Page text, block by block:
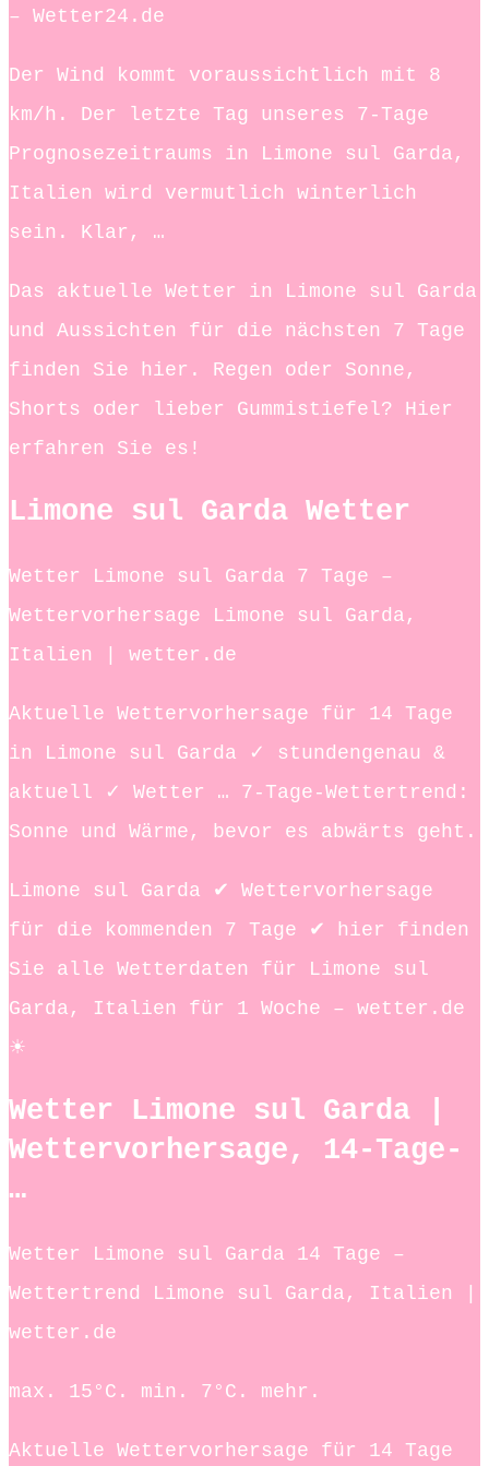
– Wetter24.de
Der Wind kommt voraussichtlich mit 8
km/h. Der letzte Tag unseres 7-Tage
Prognosezeitraums in Limone sul Garda,
Italien wird vermutlich winterlich
sein. Klar, …
Das aktuelle Wetter in Limone sul Garda
und Aussichten für die nächsten 7 Tage
finden Sie hier. Regen oder Sonne,
Shorts oder lieber Gummistiefel? Hier
erfahren Sie es!
Limone sul Garda Wetter
Wetter Limone sul Garda 7 Tage –
Wettervorhersage Limone sul Garda,
Italien | wetter.de
Aktuelle Wettervorhersage für 14 Tage
in Limone sul Garda ✓ stundengenau &
aktuell ✓ Wetter … 7-Tage-Wettertrend:
Sonne und Wärme, bevor es abwärts geht.
Limone sul Garda ✔ Wettervorhersage
für die kommenden 7 Tage ✔ hier finden
Sie alle Wetterdaten für Limone sul
Garda, Italien für 1 Woche – wetter.de
☀
Wetter Limone sul Garda |
Wettervorhersage, 14-Tage-
…
Wetter Limone sul Garda 14 Tage –
Wettertrend Limone sul Garda, Italien |
wetter.de
max. 15°C. min. 7°C. mehr.
Aktuelle Wettervorhersage für 14 Tage